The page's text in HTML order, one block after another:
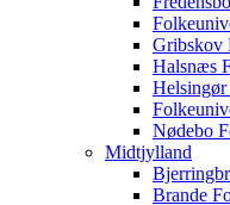
Gribskov
Halsnæs
Nødebo
Midtjylland
Brande